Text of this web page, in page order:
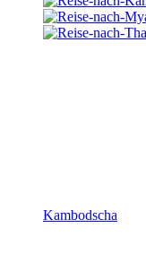
Kambodscha